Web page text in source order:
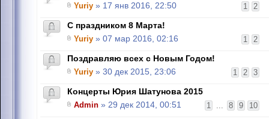
1 2
Yuriy » 17 янв 2016, 22:50
C праздником 8 Марта!
1 2
Yuriy » 07 мар 2016, 02:16
Поздравляю всех с Новым Годом!
1 2 3
Yuriy » 30 дек 2015, 23:06
Концерты Юрия Шатунова 2015
1 ... 8 9 10
Admin » 29 дек 2014, 00:51